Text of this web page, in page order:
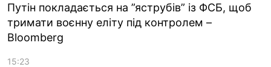
Путін покладається на ”яструбів” із ФСБ, щоб
тримати воєнну еліту під контролем –
Bloomberg
15:23